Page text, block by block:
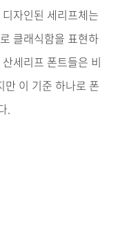
디자인된 세리프체는
클래식함을 표현하
산세리프 폰트들은 비
만 이 기준 하나로 폰
.